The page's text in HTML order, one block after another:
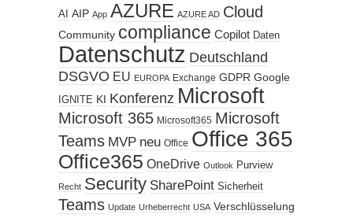
AI AIP App AZURE AZURE AD Cloud
Community compliance Copilot Daten
Datenschutz Deutschland
DSGVO EU EUROPA Exchange GDPR Google
IGNITE KI Konferenz Microsoft
Microsoft 365 Microsoft365 Microsoft
Teams MVP neu Office Office 365
Office365 OneDrive Outlook Purview
Recht Security SharePoint Sicherheit
Teams Update Urheberrecht USA Verschlüsselung